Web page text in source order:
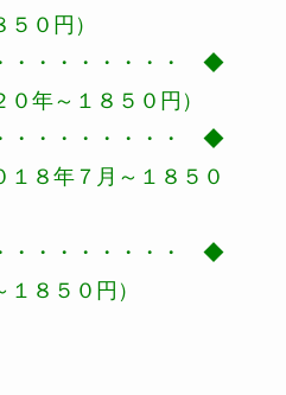
５０円）
・・・・・・・・ ◆
年～１８５０円）
・・・・・・・・ ◆
８年７月～１８５０
・・・・・・・・ ◆
８５０円）